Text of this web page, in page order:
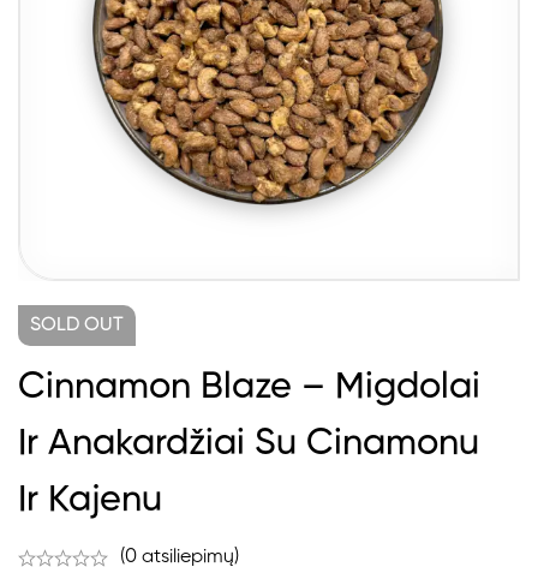
SOLD OUT
Cinnamon Blaze – Migdolai
Ir Anakardžiai Su Cinamonu
Ir Kajenu
(0 atsiliepimų)